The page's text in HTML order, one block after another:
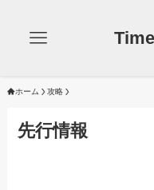
ホーム 攻略
先行情報